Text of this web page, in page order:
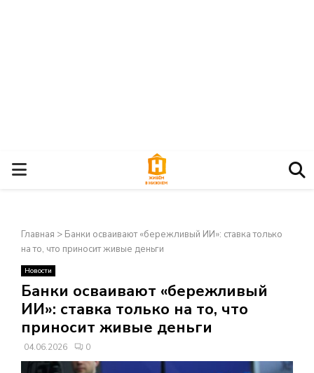
О
Н
О
В
Н
Главная > Банки осваивают «бережливый ИИ»: ставка только
на то, что приносит живые деньги
Новости
Банки осваивают «бережливый
ИИ»: ставка только на то, что
приносит живые деньги
04.06.2026 0